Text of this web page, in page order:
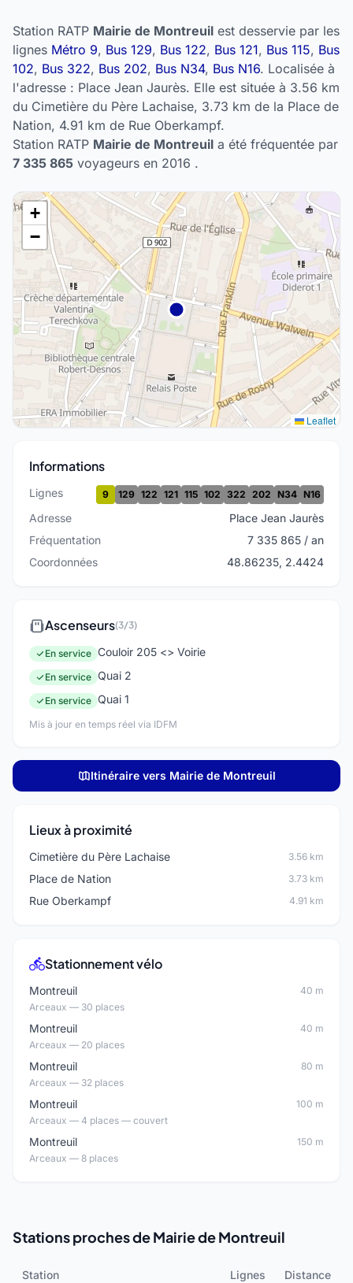
Station RATP Mairie de Montreuil est desservie par les
lignes Métro 9, Bus 129, Bus 122, Bus 121, Bus 115, Bus
102, Bus 322, Bus 202, Bus N34, Bus N16. Localisée à
l'adresse : Place Jean Jaurès. Elle est située à 3.56 km
du Cimetière du Père Lachaise, 3.73 km de la Place de
Nation, 4.91 km de Rue Oberkampf.
Station RATP Mairie de Montreuil a été fréquentée par
7 335 865 voyageurs en 2016 .
+
−
Leaflet
Informations
Lignes 9 129 122 121 115 102 322 202 N34 N16
Adresse
Place Jean Jaurès
Fréquentation
7 335 865 / an
Coordonnées
48.86235, 2.4424
Ascenseurs(3/3)
En service Couloir 205 <> Voirie
En service Quai 2
En service Quai 1
Mis à jour en temps réel via IDFM
Itinéraire vers Mairie de Montreuil
Lieux à proximité
Cimetière du Père Lachaise 3.56 km
Place de Nation 3.73 km
Rue Oberkampf 4.91 km
Stationnement vélo
Montreuil
Arceaux — 30 places
40 m
Montreuil
Arceaux — 20 places
40 m
Montreuil
Arceaux — 32 places
80 m
Montreuil
Arceaux — 4 places — couvert
100 m
Montreuil
Arceaux — 8 places
150 m
Stations proches de Mairie de Montreuil
Station Lignes Distance